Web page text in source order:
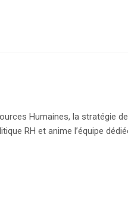
Humaines, la stratégie
RH et anime l’équipe